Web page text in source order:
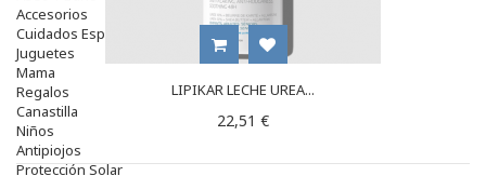
Accesorios
Cuidados Especiales
Juguetes
Mama
Regalos
Canastilla
Niños
Antipiojos
Protección Solar
LIPIKAR LECHE UREA...
22,51 €